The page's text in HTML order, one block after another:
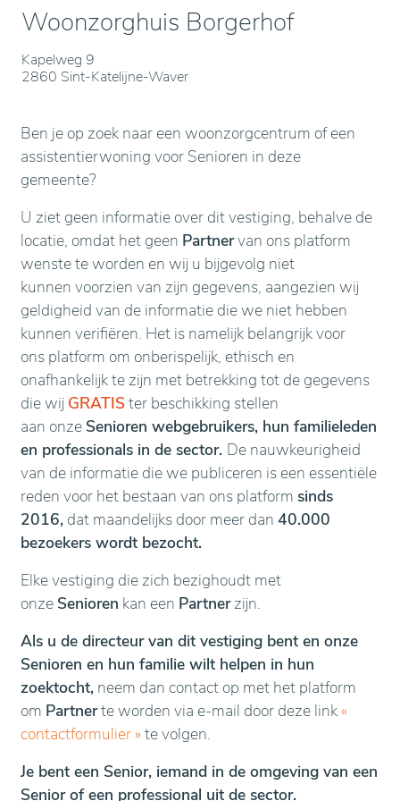
Woonzorghuis Borgerhof
Kapelweg 9
2860 Sint-Katelijne-Waver
Ben je op zoek naar een woonzorgcentrum of een
assistentierwoning voor Senioren in deze
gemeente?
U ziet geen informatie over dit vestiging, behalve de
locatie, omdat het geen Partnervan ons platform
wenste te worden en wij u bijgevolg niet
kunnen voorzien van zijn gegevens, aangezien wij
geldigheid van de informatie die we niet hebben
kunnen verifiëren. Het is namelijk belangrijk voor
ons platform om onberispelijk, ethisch en
onafhankelijk te zijn met betrekking tot de gegevens
die wij GRATISter beschikking stellen
aan onze Senioren webgebruikers, hun familieleden
en professionals in de sector. De nauwkeurigheid
van de informatie die we publiceren is een essentiële
reden voor het bestaan van ons platform sinds
2016, dat maandelijks door meer dan 40.000
bezoekers wordt bezocht.
Elke vestiging die zich bezighoudt met
onze Senioren kan een Partnerzijn.
Als u de directeur van dit vestiging bent en onze
Senioren en hun familie wilt helpen in hun
zoektocht, neem dan contact op met het platform
om Partnerte worden via e-mail door deze link «
contactformulier » te volgen.
Je bent een Senior, iemand in de omgeving van een
Senior of een professional uit de sector.